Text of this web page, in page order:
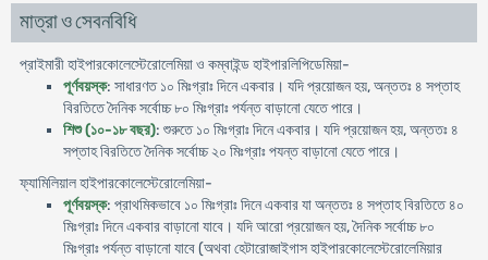
মাত্রা ও সেবনবিধি
প্রাইমারী হাইপারকোলেস্টেরোলেমিয়া ও কম্বাইন্ড হাইপারলিপিডেমিয়া-
পূর্ণবয়স্ক: সাধারণত ১০ মিঃগ্রাঃ দিনে একবার। যদি প্রয়োজন হয়, অন্ততঃ ৪ সপ্তাহ
বিরতিতে দৈনিক সর্বোচ্চ ৮০ মিঃগ্রাঃ পর্যন্ত বাড়ানো যেতে পারে।
শিশু (১০-১৮ বছর): শুরুতে ১০ মিঃগ্রাঃ দিনে একবার। যদি প্রয়োজন হয়, অন্ততঃ ৪
সপ্তাহ বিরতিতে দৈনিক সর্বোচ্চ ২০ মিঃগ্রাঃ পযন্ত বাড়ানো যেতে পারে।
ফ্যামিলিয়াল হাইপারকোলেস্টেরোলেমিয়া-
পূর্ণবয়স্ক: প্রাথমিকভাবে ১০ মিঃগ্রাঃ দিনে একবার যা অন্ততঃ ৪ সপ্তাহ বিরতিতে ৪০
মিঃগ্রাঃ দিনে একবার বাড়ানো যাবে। যদি আরো প্রয়োজন হয়, দৈনিক সর্বোচ্চ ৮০
মিঃগ্রাঃ পর্যন্ত বাড়ানো যাবে (অথবা হেটারোজাইগাস হাইপারকোলেস্টেরোলেমিয়ার